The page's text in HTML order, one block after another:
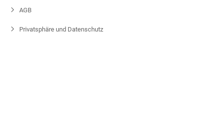
AGB
Privatsphäre und Datenschutz